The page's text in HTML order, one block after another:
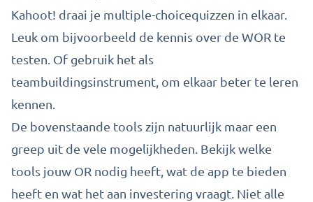
Kahoot! draai je multiple-choicequizzen in elkaar.
Leuk om bijvoorbeeld de kennis over de WOR te
testen. Of gebruik het als
teambuildingsinstrument, om elkaar beter te leren
kennen.
De bovenstaande tools zijn natuurlijk maar een
greep uit de vele mogelijkheden. Bekijk welke
tools jouw OR nodig heeft, wat de app te bieden
heeft en wat het aan investering vraagt. Niet alle